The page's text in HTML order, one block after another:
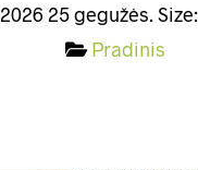
2026 25 gegužės. Size:
Pradinis